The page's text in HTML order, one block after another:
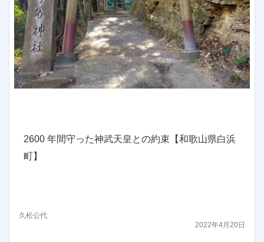
2600 年間守った神武天皇との約束【和歌山県白浜
町】
久松公代
2022年4月20日